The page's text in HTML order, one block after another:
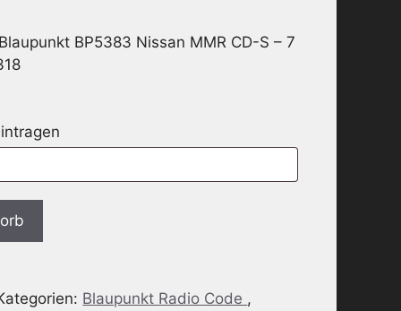
BP5383 Nissan MMR CD-S – 7
Blaupunkt Radio Code ,